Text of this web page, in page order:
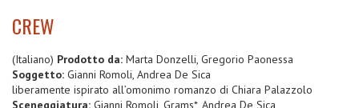
CREW
(Italiano) Prodotto da: Marta Donzelli, Gregorio Paonessa
Soggetto: Gianni Romoli, Andrea De Sica
liberamente ispirato all’omonimo romanzo di Chiara Palazzolo
Sceneggiatura: Gianni Romoli, Grams*, Andrea De Sica